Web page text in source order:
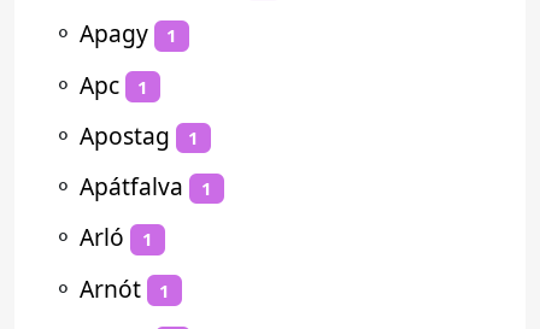
⚬ Apagy 1
⚬ Apc 1
⚬ Apostag 1
⚬ Apátfalva 1
⚬ Arló 1
⚬ Arnót 1